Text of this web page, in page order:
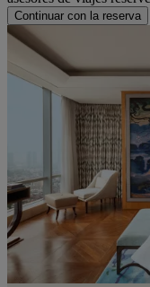
Continuar con la reserva